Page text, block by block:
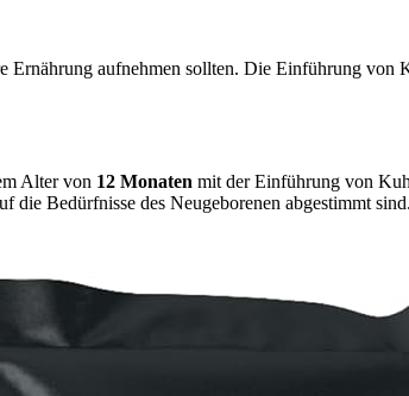
aufnehmen sollten. Die Einführung von
Alter von 12 Monaten mit der Einführung von
die Bedürfnisse des Neugeborenen abgestimmt sind.